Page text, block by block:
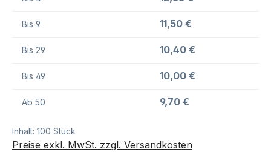
Bis 9 11,50 €
Bis 29 10,40 €
Bis 49 10,00 €
Ab 50 9,70 €
Inhalt: 100 Stück
Preise exkl. MwSt. zzgl. Versandkosten